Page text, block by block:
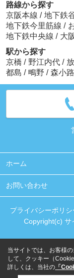
路線から探す
京阪本線 / 地下鉄
地下鉄今里筋線 /
地下鉄中央線 / 大
駅から探す
京橋 / 野江内代 /
都島 / 鴫野 / 森小路
ホーム
お問い合わせ
プライバシーポリシ
Copyright(c) サ
当サイトでは、お客様
して、クッキー（
詳しくは、当社の 「